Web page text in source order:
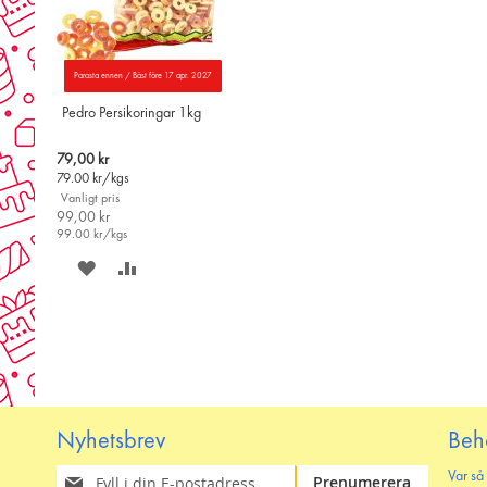
Parasta ennen / Bäst före 17 apr. 2027
Pedro Persikoringar 1kg
Special
Price
79,00 kr
79.00 kr/kgs
Vanligt pris
99,00 kr
99.00 kr/kgs
SPARA
Nyhetsbrev
Prenumerera Prenumerera Var